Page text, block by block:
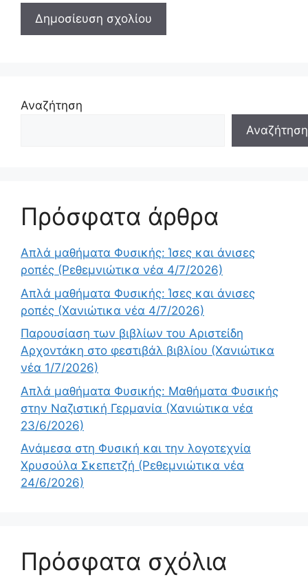
Αναζήτηση
Αναζήτηση
Πρόσφατα άρθρα
Απλά μαθήματα Φυσικής: Ίσες και άνισες
ροπές (Ρεθεμνιώτικα νέα 4/7/2026)
Απλά μαθήματα Φυσικής: Ίσες και άνισες
ροπές (Χανιώτικα νέα 4/7/2026)
Παρουσίαση των βιβλίων του Αριστείδη
Αρχοντάκη στο φεστιβάλ βιβλίου (Χανιώτικα
νέα 1/7/2026)
Απλά μαθήματα Φυσικής: Μαθήματα Φυσικής
στην Ναζιστική Γερμανία (Χανιώτικα νέα
23/6/2026)
Ανάμεσα στη Φυσική και την λογοτεχνία
Χρυσούλα Σκεπετζή (Ρεθεμνιώτικα νέα
24/6/2026)
Πρόσφατα σχόλια